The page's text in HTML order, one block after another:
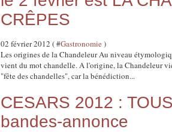
CRÊPES
02 février 2012 ( #Gastronomie)
Les origines de la Chandeleur Au niveau
vient du mot chandelle. A l'origine, la Chandeleur
"fête des chandelles", car la bénédiction...
CESARS 2012 :
bandes-annonce